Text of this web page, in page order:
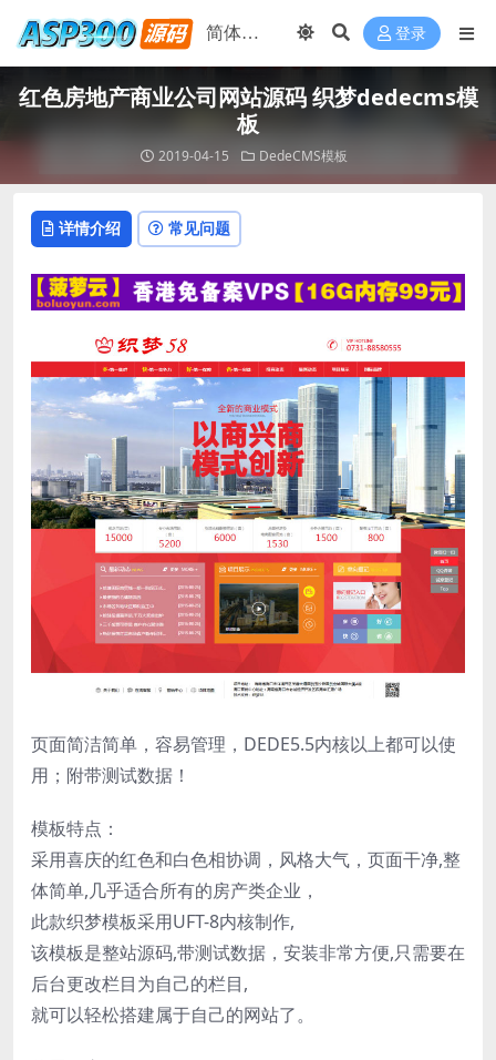
登录
红色房地产商业公司网站源码 织梦dedecms模
板
2019-04-15 DedeCMS模板
详情介绍 常见问题
页面简洁简单，容易管理，DEDE5.5内核以上都可以使
用；附带测试数据！
模板特点：
采用喜庆的红色和白色相协调，风格大气，页面干净,整
体简单,几乎适合所有的房产类企业，
此款织梦模板采用UFT-8内核制作,
该模板是整站源码,带测试数据，安装非常方便,只需要在
后台更改栏目为自己的栏目,
就可以轻松搭建属于自己的网站了。